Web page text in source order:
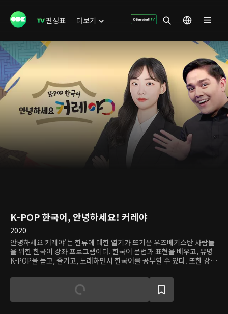
편성표 더보기
K-POP 한국어, 안녕하세요! 커레야
2020
안녕하세요 커레야'는 한류에 대한 열기가 뜨거운 우즈베키스탄 사람들
을 위한 한국어 강좌 프로그램이다. 한국어 문법과 표현을 배우고, 유명
K-POP을 듣고, 즐기고, 노래하면서 한국어를 공부할 수 있다. 또한 강사
를 체험하고 한국어를 익힌다.